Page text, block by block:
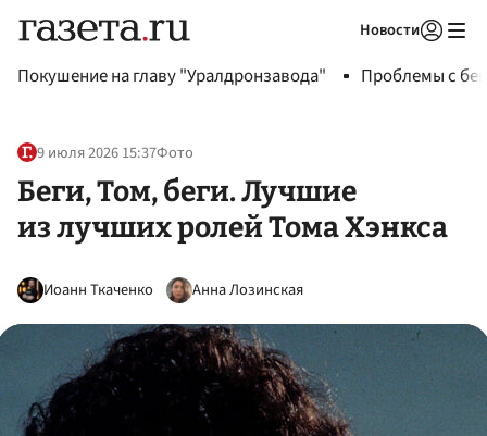
Новости
Покушение на главу "Уралдронзавода" Проблемы с
9 июля 2026 15:37Фото
Беги, Том, беги. Лучшие
из лучших ролей Тома Хэнкса
Иоанн Ткаченко Анна Лозинская